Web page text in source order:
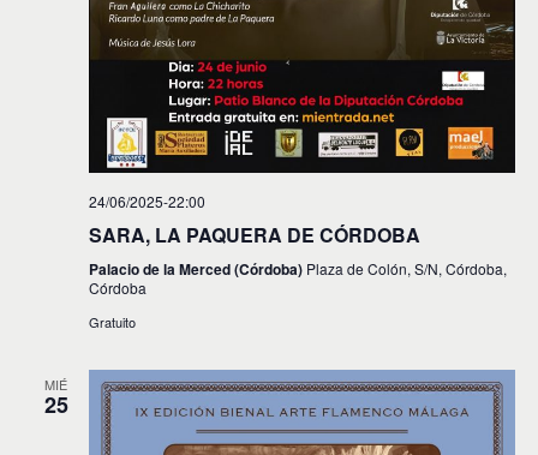
24/06/2025-22:00
SARA, LA PAQUERA DE CÓRDOBA
Palacio de la Merced (Córdoba) Plaza de Colón, S/N, Córdoba,
Córdoba
Gratuito
MIÉ
25